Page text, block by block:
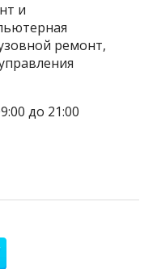
и
ремонт,
до 21:00